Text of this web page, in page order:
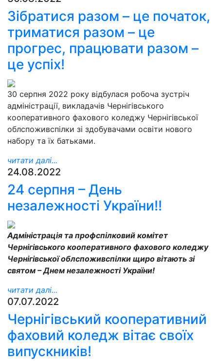
Зібратися разом – це початок,
триматися разом – це
прогрес, працювати разом –
це успіх!
30 серпня 2022 року відбулася робоча зустріч
адміністрації, викладачів Чернігівського
кооперативного фахового коледжу Чернігівської
облспоживспілки зі здобувачами освіти нового
набору та їх батьками.
читати далі...
24.08.2022
24 серпня – День
незалежності України!!
Адміністрація та профспілковий комітет
Чернігівського кооперативного фахового коледжу
Чернігівської облспоживспілки щиро вітають зі
святом – Днем незалежності України!
читати далі...
07.07.2022
Чернігівський кооперативний
фаховий коледж вітає своїх
випускників!